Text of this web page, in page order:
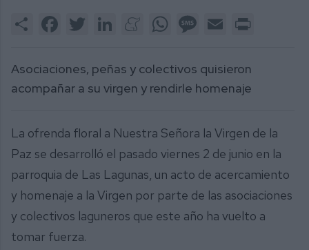
Share FacebookTwitter LinkedInMeneameWhatsAppMessage
Email
Asociaciones, peñas y colectivos quisieron
acompañar a su virgen y rendirle homenaje
La ofrenda floral a Nuestra Señora la Virgen de la
Paz se desarrolló el pasado viernes 2 de junio en la
parroquia de Las Lagunas, un acto de acercamiento
y homenaje a la Virgen por parte de las asociaciones
y colectivos laguneros que este año ha vuelto a
tomar fuerza.